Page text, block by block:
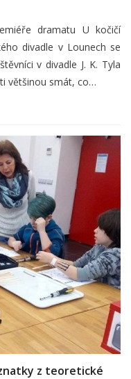
dramatu U kočičí
divadle v Lounech se
v divadle J. K. Tyla
většinou smát, co…
z teoretické